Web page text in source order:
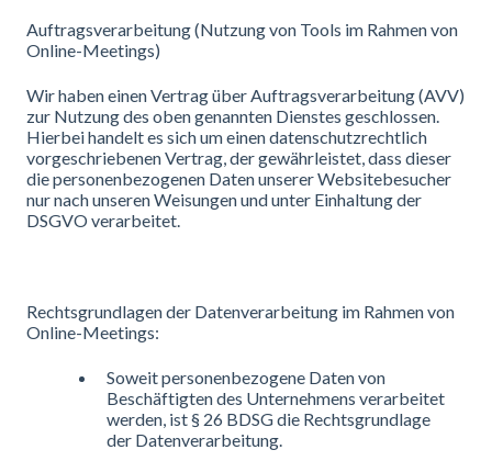
Auftragsverarbeitung (Nutzung von Tools im Rahmen von
Online-Meetings)
Wir haben einen Vertrag über Auftragsverarbeitung (AVV)
zur Nutzung des oben genannten Dienstes geschlossen.
Hierbei handelt es sich um einen datenschutzrechtlich
vorgeschriebenen Vertrag, der gewährleistet, dass dieser
die personenbezogenen Daten unserer Websitebesucher
nur nach unseren Weisungen und unter Einhaltung der
DSGVO verarbeitet.
Rechtsgrundlagen der Datenverarbeitung im Rahmen von
Online-Meetings:
Soweit personenbezogene Daten von
Beschäftigten des Unternehmens verarbeitet
werden, ist § 26 BDSG die Rechtsgrundlage
der Datenverarbeitung.